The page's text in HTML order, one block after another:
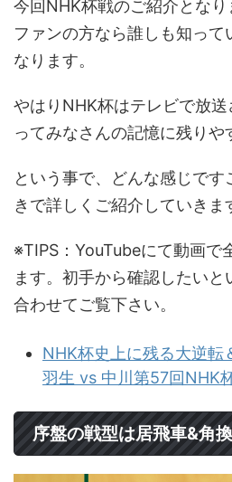
今回NHK杯戦のご紹介とな
ファンの方なら誰しも知って
なります。
やはりNHK杯はテレビで放
ってみなさんの記憶に残りや
という事で、どんな感じで
きで詳しくご紹介していきま
※TIPS：YouTubeにて動画で
ます。初手から確認したいと
合わせてご覧下さい。
NHK杯史上に残る大逆転
羽生 vs 中川第57回NHK
序盤の戦型は居飛車&角